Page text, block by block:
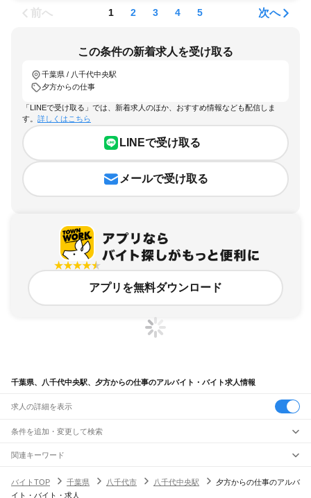
前へ 1 2 3 4 5 次へ
この条件の新着求人を受け取る
千葉県 / 八千代中央駅
夕方からの仕事
「LINEで受け取る」では、新着求人のほか、おすすめ情報なども配信しま
す。 詳しくはこちら
LINEで受け取る
メールで受け取る
アプリを無料ダウンロード
千葉県、八千代中央駅、夕方からの仕事のアルバイト・バイト求人情報
求人の詳細を表示
条件を追加・変更して検索
市区町村を追加・変更
千葉県すべて
千葉市 すべて
駅を追加・変更
関連キーワード
バイトTOP
千葉県 八千代市 八千代中央駅
夕方からの仕事のアルバ
イト・バイト・求人